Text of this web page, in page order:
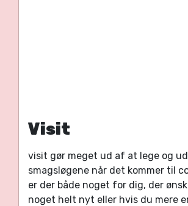
Visit
visit gør meget ud af at lege og
smagsløgene når det kommer til
er der både noget for dig, der
noget helt nyt eller hvis du mere